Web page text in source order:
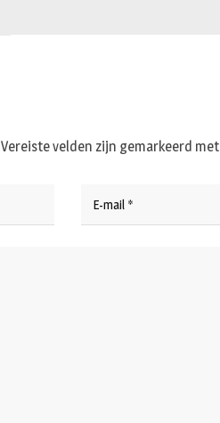
Vereiste velden zijn gemarkeerd met